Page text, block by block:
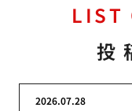
LIST
投
2026.07.28